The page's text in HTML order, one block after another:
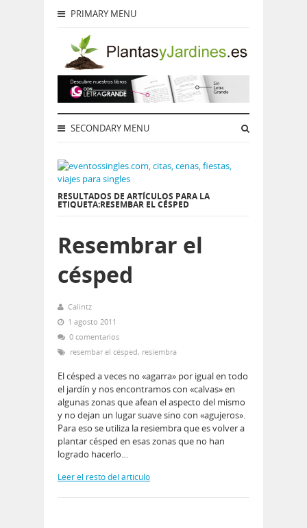
PRIMARY MENU
SECONDARY MENU
RESULTADOS DE ARTÍCULOS PARA LA
ETIQUETA:RESEMBAR EL CÉSPED
Resembrar el
césped
Calintz
1 agosto 2011
0 comentarios
resembar el césped, resiembra
El césped a veces no «agarra» por igual en todo
el jardín y nos encontramos con «calvas» en
algunas zonas que afean el aspecto del mismo
y no dejan un lugar suave sino con «agujeros».
Para eso se utiliza la resiembra que es volver a
plantar césped en esas zonas que no han
logrado hacerlo…
Leer el resto del artículo